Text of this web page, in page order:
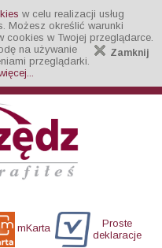
w celu realizacji usług
Możesz określić warunki
cookies w Twojej przeglądarce.
Zamknij
na używanie
przeglądarki.
mKarta
Proste
deklaracje